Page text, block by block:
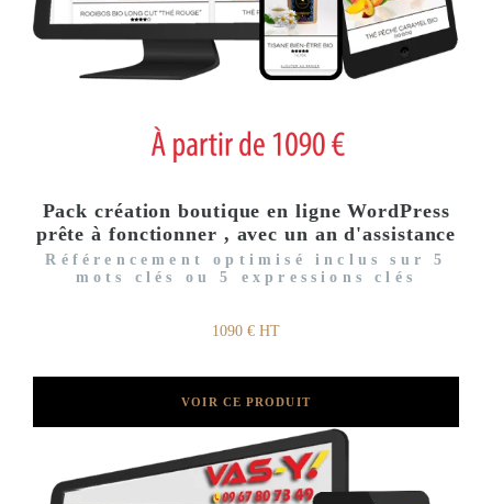
Pack création boutique en ligne WordPress
prête à fonctionner , avec un an d'assistance
Référencement optimisé inclus sur 5
mots clés ou 5 expressions clés
1090 € HT
VOIR CE PRODUIT